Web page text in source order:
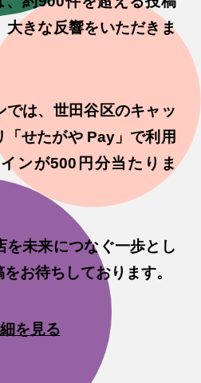
大きな反響をいただきま
では、世田谷区のキャッ
「せたがや Pay」で利用
ンが500円分当たりま
を未来につなぐ一歩とし
お待ちしております。
を見る